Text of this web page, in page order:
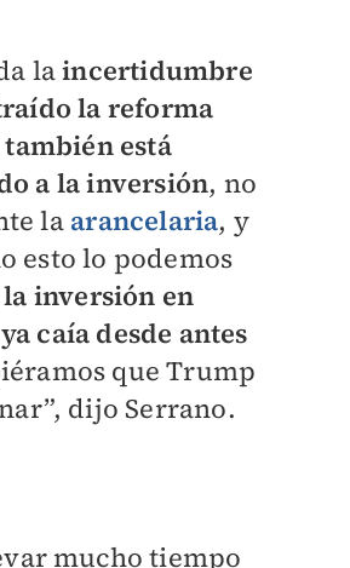
laincertidumbre
la reforma
también está
a la inversión, no
laarancelaria, y
esto lo podemos
la inversión en
caía desde antes
que Trump
dijo Serrano.
mucho tiempo